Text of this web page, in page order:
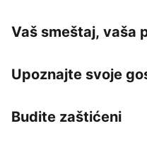
Vaš smeštaj, vaša
Upoznajte svoje
Budite zaštićeni